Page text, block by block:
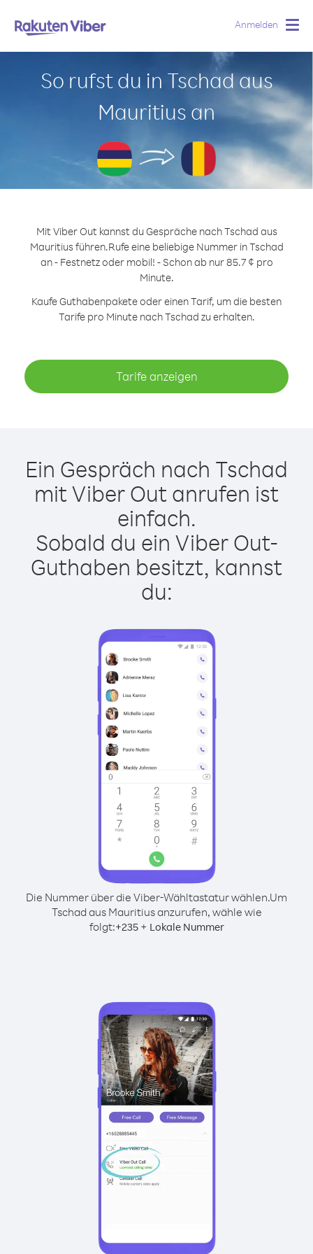
Anmelden
So rufst du in Tschad aus
Mauritius an
Mit Viber Out kannst du Gespräche nach Tschad aus
Mauritius führen.Rufe eine beliebige Nummer in Tschad
an - Festnetz oder mobil! - Schon ab nur 85.7 ¢ pro
Minute.
Kaufe Guthabenpakete oder einen Tarif, um die besten
Tarife pro Minute nach Tschad zu erhalten.
Tarife anzeigen
Ein Gespräch nach Tschad
mit Viber Out anrufen ist
einfach.
Sobald du ein Viber Out-
Guthaben besitzt, kannst
du:
Die Nummer über die Viber-Wähltastatur wählen.Um
Tschad aus Mauritius anzurufen, wähle wie
folgt:+235+ Lokale Nummer